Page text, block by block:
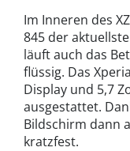
Im Inneren des
845 der
läuft auch das
flüssig. Das
Display und 5,7
ausgestattet.
Bildschirm dann
kratzfest.